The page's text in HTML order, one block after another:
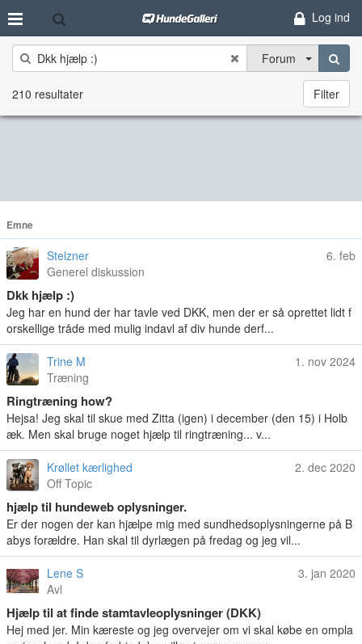
Log ind
Forum
210 resultater Filter
Emne
Stelzner
Generel diskussion
6. feb
Dkk hjælp :)
Jeg har en hund der har tavle ved DKK, men der er så oprettet lidt f
orskellige tråde med mulig indavl af div hunde derf...
Trine M
Træning
1. nov 2024
Ringtræning how?
Hejsa! Jeg skal til skue med Zitta (igen) i december (den 15) i Holb
æk. Men skal bruge noget hjælp til ringtræning... v...
Krøllet kærlighed
Off Topic
2. dec 2020
hjælp til hundeweb oplysninger.
Er der nogen der kan hjælpe mig med sundhedsoplysningerne på B
abys forældre. Han skal til dyrlægen på fredag og jeg vil...
Lene S
Avl
3. jan 2020
Hjælp til at finde stamtavleoplysninger (DKK)
Hej med jer. Min kæreste og jeg overvejer om vi skal købe en ompla